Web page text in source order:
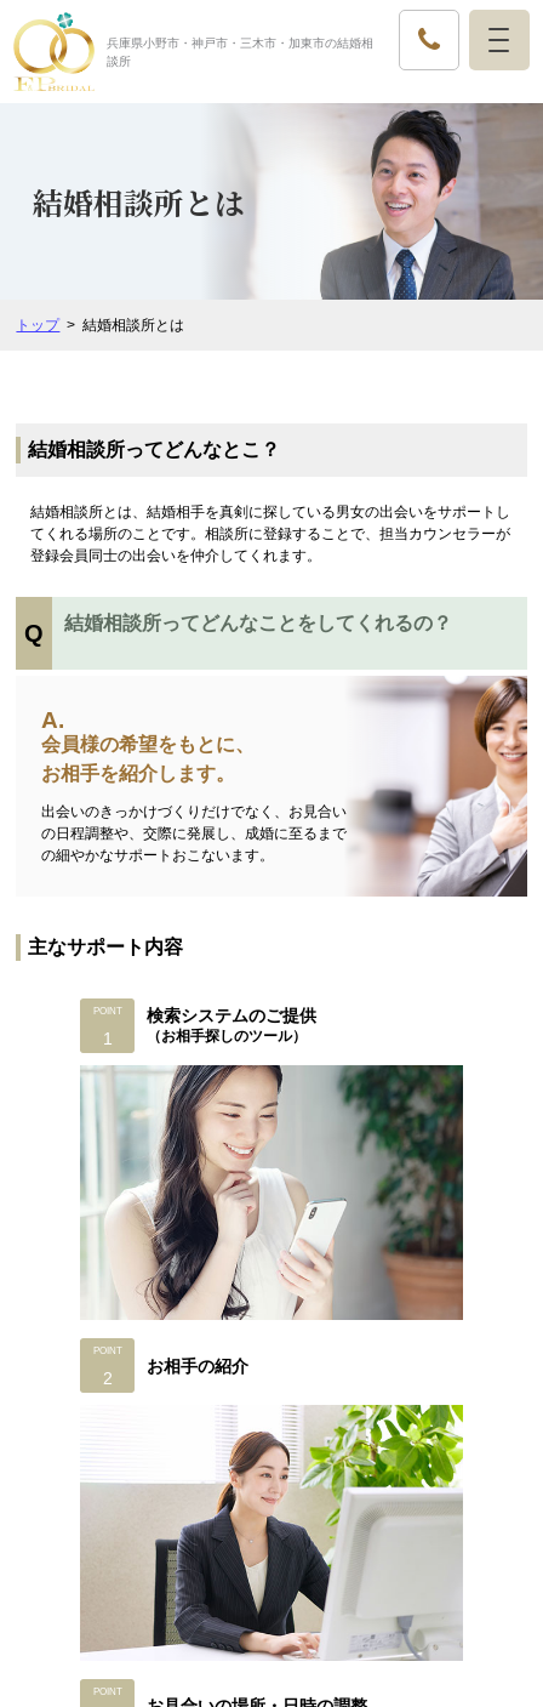
兵庫県小野市・神戸市・三木市・加東市の結婚相
談所
結婚相談所とは
トップ 結婚相談所とは
結婚相談所ってどんなとこ？
結婚相談所とは、結婚相手を真剣に探している男女の出会いをサポートし
てくれる場所のことです。相談所に登録することで、担当カウンセラーが
登録会員同士の出会いを仲介してくれます。
結婚相談所ってどんなことをしてくれるの？
会員様の希望をもとに、
お相手を紹介します。
出会いのきっかけづくりだけでなく、お見合い
の日程調整や、交際に発展し、成婚に至るまで
の細やかなサポートおこないます。
主なサポート内容
検索システムのご提供
（お相手探しのツール）
お相手の紹介